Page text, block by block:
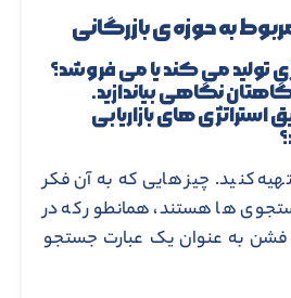
به حوزه ی بازرگانی
می کند یا می فروشد؟
نگاهی بیاندازید.
استراتژی های بازاریابی
کنید. چیز هایی که به آن فکر
ها هستند، همانطور که در
فشن به عنوان یک عبارت جستجو